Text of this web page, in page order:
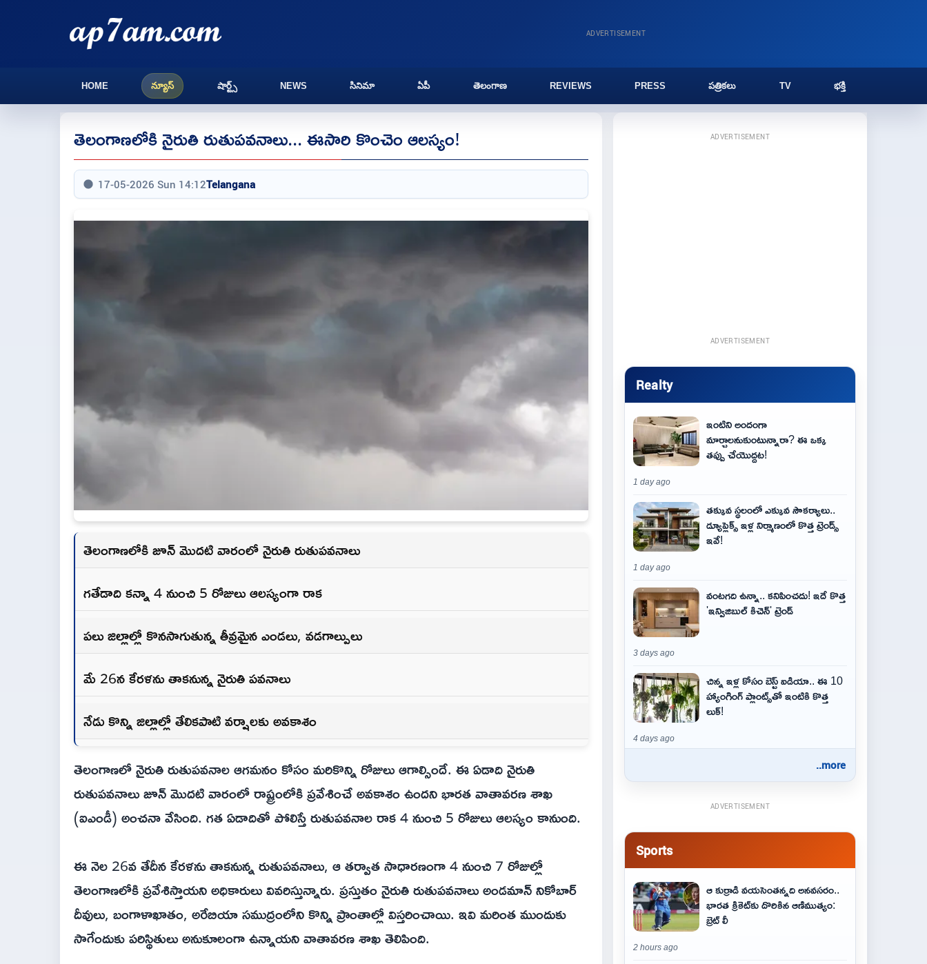
ADVERTISEMENT
HOME న్యూస్ షార్ట్స్ NEWS సినిమా ఏపీ తెలంగాణ REVIEWS PRESS పత్రికలు TV భక్తి
తెలంగాణలోకి నైరుతి రుతుపవనాలు... ఈసారి కొంచెం ఆలస్యం!
17-05-2026 Sun 14:12Telangana
తెలంగాణలోకి జూన్ మొదటి వారంలో నైరుతి రుతుపవనాలు
గతేడాది కన్నా 4 నుంచి 5 రోజులు ఆలస్యంగా రాక
పలు జిల్లాల్లో కొనసాగుతున్న తీవ్రమైన ఎండలు, వడగాల్పులు
మే 26న కేరళను తాకనున్న నైరుతి పవనాలు
నేడు కొన్ని జిల్లాల్లో తేలికపాటి వర్షాలకు అవకాశం
తెలంగాణలో నైరుతి రుతుపవనాల ఆగమనం కోసం మరికొన్ని రోజులు ఆగాల్సిందే. ఈ ఏడాది నైరుతి
రుతుపవనాలు జూన్ మొదటి వారంలో రాష్ట్రంలోకి ప్రవేశించే అవకాశం ఉందని భారత వాతావరణ శాఖ
(ఐఎండీ) అంచనా వేసింది. గత ఏడాదితో పోలిస్తే రుతుపవనాల రాక 4 నుంచి 5 రోజులు ఆలస్యం కానుంది.
ఈ నెల 26వ తేదీన కేరళను తాకనున్న రుతుపవనాలు, ఆ తర్వాత సాధారణంగా 4 నుంచి 7 రోజుల్లో
తెలంగాణలోకి ప్రవేశిస్తాయని అధికారులు వివరిస్తున్నారు. ప్రస్తుతం నైరుతి రుతుపవనాలు అండమాన్ నికోబార్
దీవులు, బంగాళాఖాతం, అరేబియా సముద్రంలోని కొన్ని ప్రాంతాల్లో విస్తరించాయి. ఇవి మరింత ముందుకు
సాగేందుకు పరిస్థితులు అనుకూలంగా ఉన్నాయని వాతావరణ శాఖ తెలిపింది.
ADVERTISEMENT
ADVERTISEMENT
Realty
ఇంటిని అందంగా
మార్చాలనుకుంటున్నారా? ఈ ఒక్క
తప్పు చేయొద్దట!
1 day ago
తక్కువ స్థలంలో ఎక్కువ సౌకర్యాలు..
డ్యూప్లెక్స్ ఇళ్ల నిర్మాణంలో కొత్త ట్రెండ్స్
ఇవే!
1 day ago
వంటగది ఉన్నా.. కనిపించదు! ఇదే కొత్త
'ఇన్విజిబుల్ కిచెన్' ట్రెండ్
3 days ago
చిన్న ఇళ్ల కోసం బెస్ట్ ఐడియా.. ఈ 10
హ్యాంగింగ్ ప్లాంట్స్‌తో ఇంటికి కొత్త
లుక్!
4 days ago
..more
ADVERTISEMENT
Sports
ఆ కుర్రాడి వయసెంతన్నది అనవసరం..
భారత క్రికెట్‌కు దొరికిన ఆణిముత్యం:
బ్రెట్ లీ
2 hours ago